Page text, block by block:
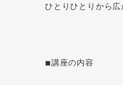
ひとりひとりから
◾︎講座の内容